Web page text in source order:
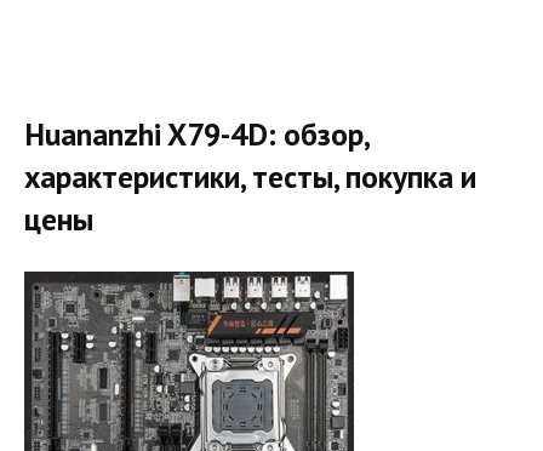
Huananzhi X79-4D: обзор,
характеристики, тесты, покупка и
цены